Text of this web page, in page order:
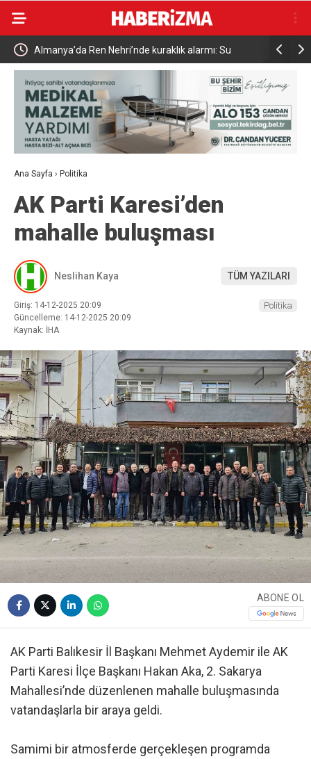
Almanya’da Ren Nehri’nde kuraklık alarmı: Su
seviyesinde tarihi düşüş yaşandı
Ana Sayfa › Politika
AK Parti Karesi’den
mahalle buluşması
Neslihan Kaya TÜM YAZILARI
Giriş: 14-12-2025 20:09
Güncelleme: 14-12-2025 20:09
Kaynak: İHA
Politika
ABONE OL
AK Parti Balıkesir İl Başkanı Mehmet Aydemir ile AK
Parti Karesi İlçe Başkanı Hakan Aka, 2. Sakarya
Mahallesi’nde düzenlenen mahalle buluşmasında
vatandaşlarla bir araya geldi.
Samimi bir atmosferde gerçekleşen programda